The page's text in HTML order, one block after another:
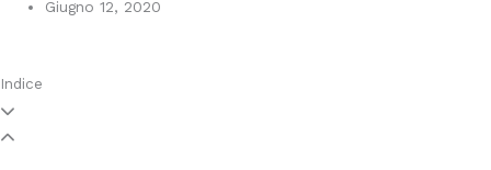
Giugno 12, 2020
Indice